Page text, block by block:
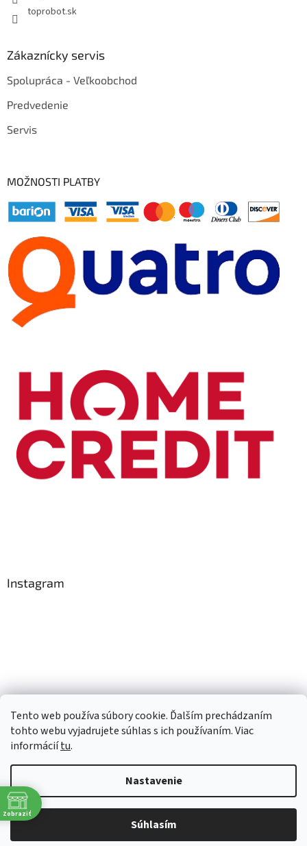
Tento web používa súbory cookie. Ďalším prechádzaním
tohto webu vyjadrujete súhlas s ich používaním. Viac
informáciítu.
Nastavenie
Súhlasím
toprobot.sk
Zákaznícky servis
Spolupráca - Veľkoobchod
Predvedenie
Servis
MOŽNOSTI PLATBY
Instagram
Sledovať na Instagrame
Copyright 2026TopRobot.sk. Všetky práva vyhradené.Upraviť
nastavenie cookies
Zobraziť